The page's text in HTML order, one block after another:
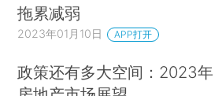
拖累减弱
2023年01月10日 APP打开
政策还有多大空间：2023年